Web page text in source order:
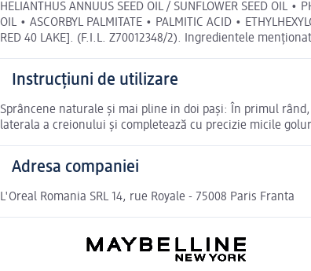
HELIANTHUS ANNUUS SEED OIL / SUNFLOWER SEED OIL •
OIL • ASCORBYL PALMITATE • PALMITIC ACID •
RED 40 LAKE]. (F.I.L. Z70012348/2). Ingredientele
Instrucțiuni de utilizare
Sprâncene naturale și mai pline in doi pași: În primul
laterala a creionului și completează cu precizie micile
Adresa companiei
L'Oreal Romania SRL 14, rue Royale - 75008 Paris Franta